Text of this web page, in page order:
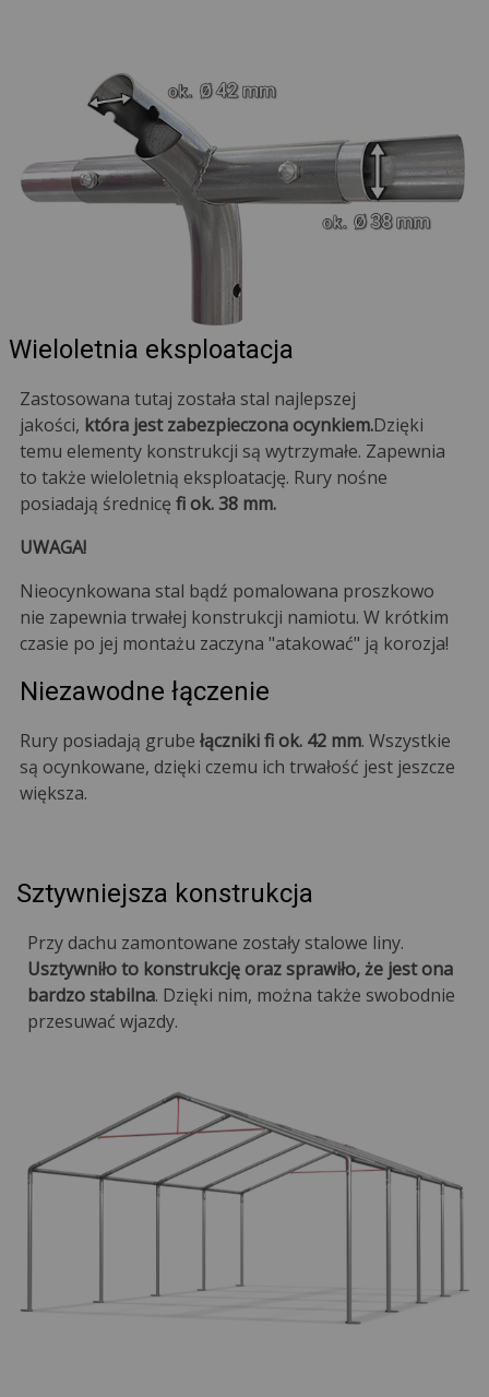
Wieloletnia eksploatacja
Zastosowana tutaj została stal najlepszej
jakości, która jest zabezpieczona ocynkiem.Dzięki
temu elementy konstrukcji są wytrzymałe. Zapewnia
to także wieloletnią eksploatację. Rury nośne
posiadają średnicę fi ok. 38 mm.
UWAGA!
Nieocynkowana stal bądź pomalowana proszkowo
nie zapewnia trwałej konstrukcji namiotu. W krótkim
czasie po jej montażu zaczyna "atakować" ją korozja!
Niezawodne łączenie
Rury posiadają grube łączniki fi ok. 42 mm. Wszystkie
są ocynkowane, dzięki czemu ich trwałość jest jeszcze
większa.
Sztywniejsza konstrukcja
Przy dachu zamontowane zostały stalowe liny.
Usztywniło to konstrukcję oraz sprawiło, że jest ona
bardzo stabilna. Dzięki nim, można także swobodnie
przesuwać wjazdy.